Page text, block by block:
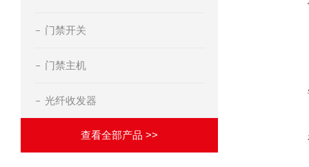
门禁开关
门禁主机
光纤收发器
查看全部产品 >>